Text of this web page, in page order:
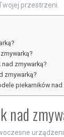
przestrzeni.
zmywarką?
zmywarką?
piekarników nad
nad